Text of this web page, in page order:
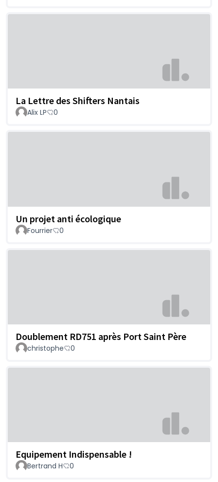
La Lettre des Shifters Nantais
Alix LP 0
Un projet anti écologique
Fourrier 0
Doublement RD751 après Port Saint Père
christophe 0
Equipement Indispensable !
Bertrand H 0